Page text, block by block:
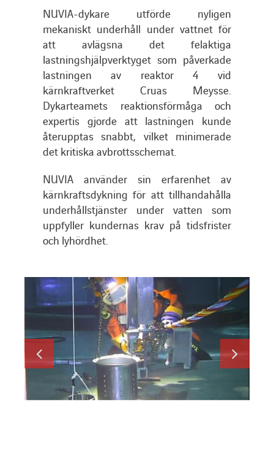
Search
for:
NUVIA-dykare utförde nyligen
mekaniskt underhåll under vattnet för
att avlägsna det felaktiga
lastningshjälpverktyget som påverkade
lastningen av reaktor 4 vid
kärnkraftverket Cruas Meysse.
Dykarteamets reaktionsförmåga och
expertis gjorde att lastningen kunde
återupptas snabbt, vilket minimerade
det kritiska avbrottsschemat.
NUVIA använder sin erfarenhet av
kärnkraftsdykning för att tillhandahålla
underhållstjänster under vatten som
uppfyller kundernas krav på tidsfrister
och lyhördhet.